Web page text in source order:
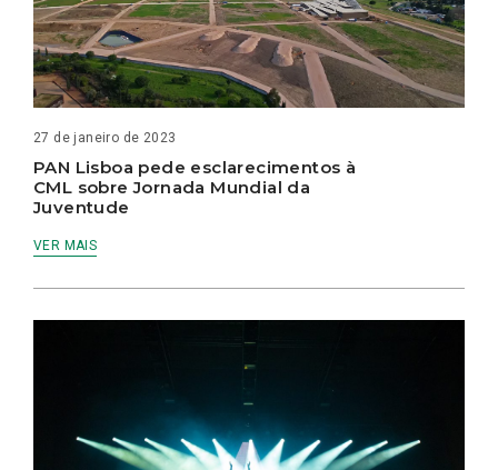
27 de janeiro de 2023
PAN Lisboa pede esclarecimentos à
CML sobre Jornada Mundial da
Juventude
VER MAIS